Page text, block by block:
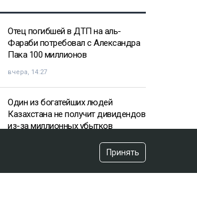
Отец погибшей в ДТП на аль-
Фараби потребовал с Александра
Пака 100 миллионов
вчера, 14:27
Один из богатейших людей
Казахстана не получит дивидендов
из-за миллионных убытков
«Пивной король» Тохтар Тулешов
Принять